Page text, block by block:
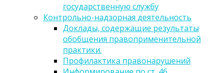
государственную службу
Контрольно-надзорная деятельность
Доклады, содержащие результаты
обобщения правоприменительной
практики.
Профилактика правонарушений